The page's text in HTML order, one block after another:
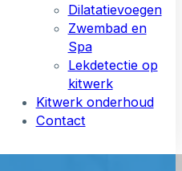
Dilatatievoegen
Zwembad en
Spa
Lekdetectie op
kitwerk
Kitwerk onderhoud
Contact